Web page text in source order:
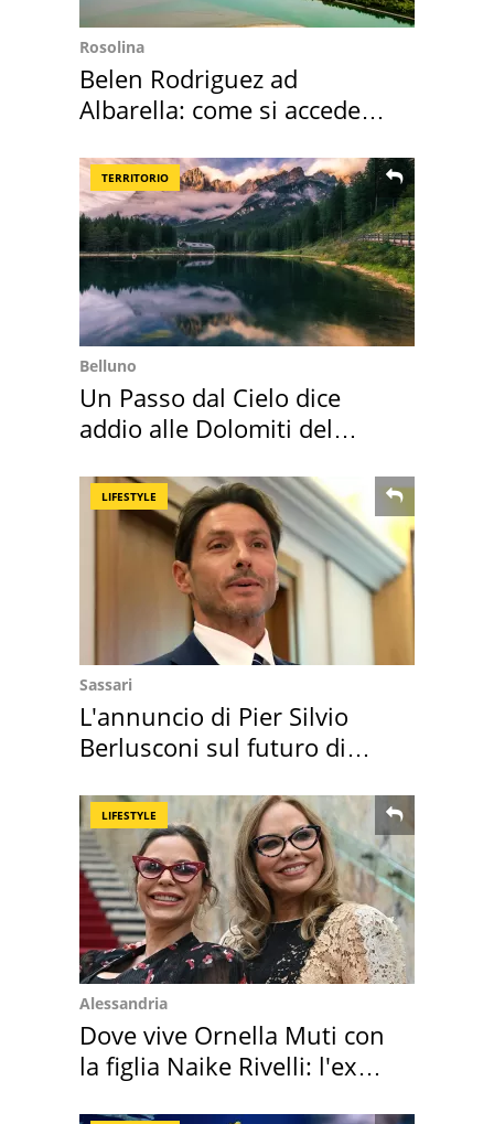
Rosolina
Belen Rodriguez ad
Albarella: come si accede
TERRITORIO
Belluno
Un Passo dal Cielo dice
addio alle Dolomiti del
LIFESTYLE
Sassari
L'annuncio di Pier Silvio
Berlusconi sul futuro di
LIFESTYLE
Alessandria
Dove vive Ornella Muti con
la figlia Naike Rivelli: l'ex